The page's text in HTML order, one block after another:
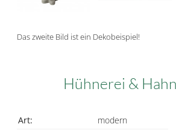
Das zweite Bild ist ein Dekobeispiel!
Hühnerei &
Art:
modern